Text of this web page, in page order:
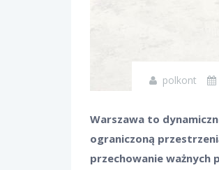
polkont
Warszawa to
ograniczoną
przechowanie ważnych